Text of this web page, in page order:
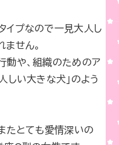
イプなので一見大人し
せん。
動や、組織のためのア
しい大きな犬」のよう
たとても愛情深いの